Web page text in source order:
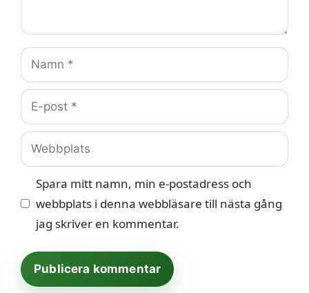
Namn
E-
post
Webbplats
Spara mitt namn, min e-postadress och
webbplats i denna webbläsare till nästa gång
jag skriver en kommentar.